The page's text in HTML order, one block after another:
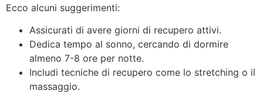
Ecco alcuni suggerimenti:
Assicurati di avere giorni di recupero attivi.
Dedica tempo al sonno, cercando di dormire
almeno 7-8 ore per notte.
Includi tecniche di recupero come lo stretching o il
massaggio.